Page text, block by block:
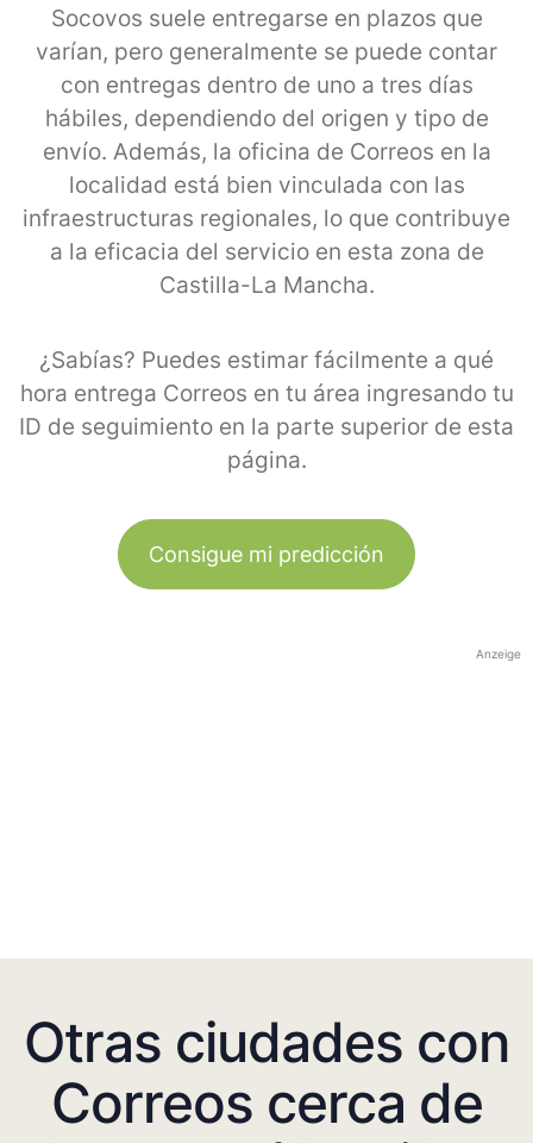
Socovos suele entregarse en plazos que
varían, pero generalmente se puede contar
con entregas dentro de uno a tres días
hábiles, dependiendo del origen y tipo de
envío. Además, la oficina de Correos en la
localidad está bien vinculada con las
infraestructuras regionales, lo que contribuye
a la eficacia del servicio en esta zona de
Castilla-La Mancha.
¿Sabías? Puedes estimar fácilmente a qué
hora entrega Correos en tu área ingresando tu
ID de seguimiento en la parte superior de esta
página.
Consigue mi predicción
Anzeige
Otras ciudades con
Correos cerca de